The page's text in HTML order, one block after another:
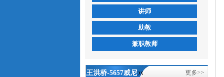
讲师
助教
兼职教师
px
王洪桥-5657威尼 更多>>